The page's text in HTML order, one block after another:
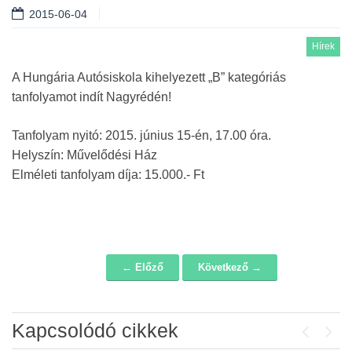
2015-06-04
Hírek
A Hungária Autósiskola kihelyezett „B” kategóriás
tanfolyamot indít Nagyrédén!
Tanfolyam nyitó: 2015. június 15-én, 17.00 óra.
Helyszín: Művelődési Ház
Elméleti tanfolyam díja: 15.000.- Ft
← Előző Következő →
Kapcsolódó cikkek